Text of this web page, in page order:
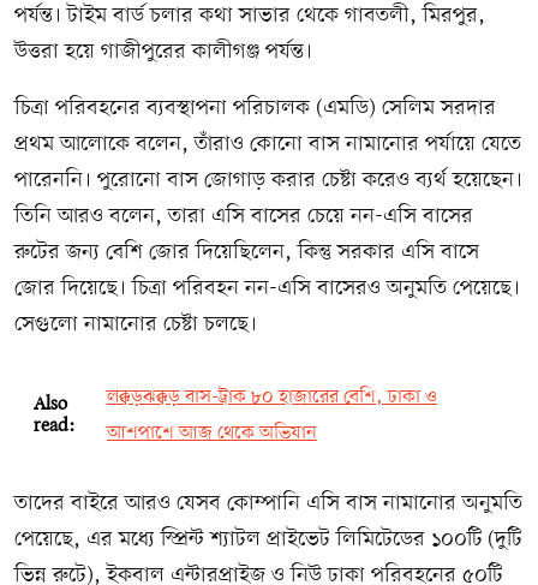
পর্যন্ত। টাইম বার্ড চলার কথা সাভার থেকে গাবতলী, মিরপুর,
উত্তরা হয়ে গাজীপুরের কালীগঞ্জ পর্যন্ত।
চিত্রা পরিবহনের ব্যবস্থাপনা পরিচালক (এমডি) সেলিম সরদার
প্রথম আলোকে বলেন, তাঁরাও কোনো বাস নামানোর পর্যায়ে যেতে
পারেননি। পুরোনো বাস জোগাড় করার চেষ্টা করেও ব্যর্থ হয়েছেন।
তিনি আরও বলেন, তারা এসি বাসের চেয়ে নন-এসি বাসের
রুটের জন্য বেশি জোর দিয়েছিলেন, কিন্তু সরকার এসি বাসে
জোর দিয়েছে। চিত্রা পরিবহন নন-এসি বাসেরও অনুমতি পেয়েছে।
সেগুলো নামানোর চেষ্টা চলছে।
Also
read:
লক্কড়ঝক্কড় বাস-ট্রাক ৮০ হাজারের বেশি, ঢাকা ও
আশপাশে আজ থেকে অভিযান
তাদের বাইরে আরও যেসব কোম্পানি এসি বাস নামানোর অনুমতি
পেয়েছে, এর মধ্যে স্প্রিন্ট শ্যাটল প্রাইভেট লিমিটেডের ১০০টি (দুটি
ভিন্ন রুটে), ইকবাল এন্টারপ্রাইজ ও নিউ ঢাকা পরিবহনের ৫০টি